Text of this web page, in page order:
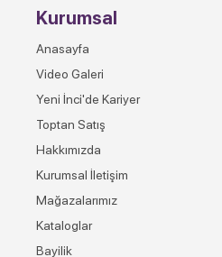
Kurumsal
Anasayfa
Video Galeri
Yeni İnci'de Kariyer
Toptan Satış
Hakkımızda
Kurumsal İletişim
Mağazalarımız
Kataloglar
Bayilik